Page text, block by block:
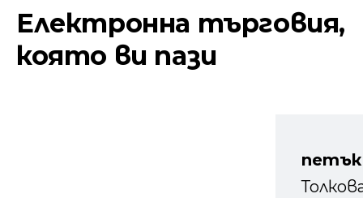
Електронна търговия,
която ви пази